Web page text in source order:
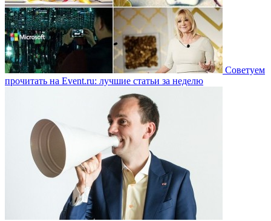
Советуем
прочитать на Event.ru: лучшие статьи за неделю